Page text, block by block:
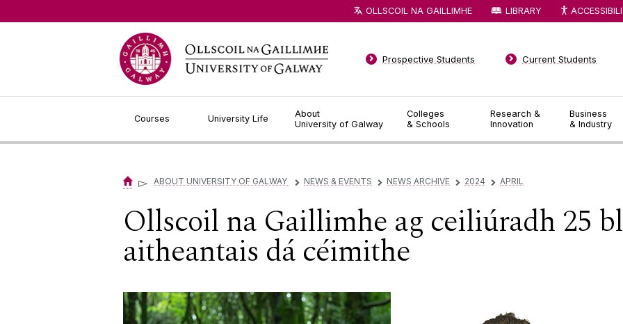
Courses University Life
About
University of Galway
Colleges
& Schools
Research &
Innovation
Business
& Industry
Prospective Students Current Students
OLLSCOIL NA GAILLIMHE LIBRARY
▻ ABOUT UNIVERSITY OF GALWAY ▻ NEWS & EVENTS ▻ NEWS ARCHIVE ▻ 2024 ▻ APRIL
Ollscoil na Gaillimhe ag ceiliúradh 25
aitheantais dá céimithe